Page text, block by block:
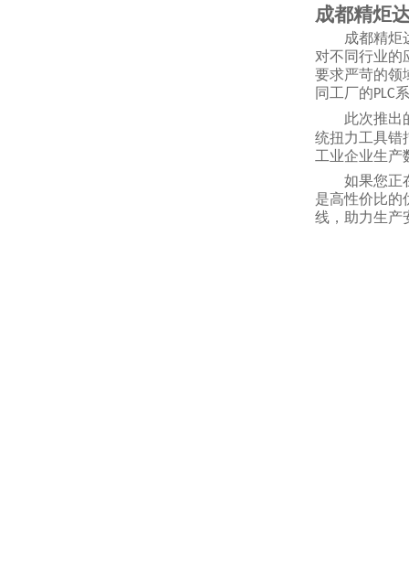
成都精炬
成都精炬
对不同行业的
要求严苛的领
同工厂的PLC
此次推出
统扭力工具错
工业企业生产
如果您正
是高性价比的
线，助力生产